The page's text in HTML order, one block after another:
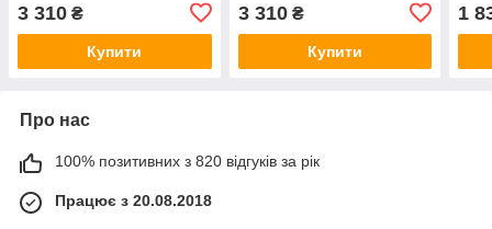
3 310 ₴
Купити
3 310₴
Купити
1
Про нас
100% позитивних з 820 відгуків за рік
Працює з 20.08.2018